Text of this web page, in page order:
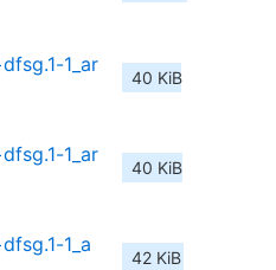
1_ar
40 KiB
1_ar
40 KiB
1_a
42 KiB